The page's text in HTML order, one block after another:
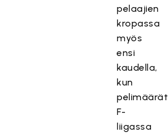
pelaajien
kropassa
myös
ensi
kaudella,
kun
pelimäärät
F-
liigassa